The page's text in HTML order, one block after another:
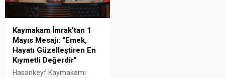
Kaymakam İmrak’tan 1
Mayıs Mesajı: “Emek,
Hayatı Güzelleştiren En
Kıymetli Değerdir”
Hasankeyf Kaymakamı